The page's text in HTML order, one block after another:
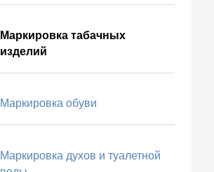
Маркировка табачных
изделий
Маркировка обуви
Маркировка духов и туалетной